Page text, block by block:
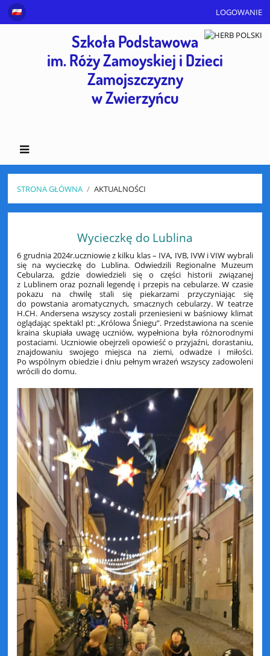
LOGOWANIE
Szkoła Podstawowa
im. Róży Zamoyskiej i Dzieci
Zamojszczyzny
w Zwierzyńcu
STRONA GŁÓWNA / AKTUALNOŚCI
Wycieczkę do Lublina
6 grudnia 2024r.uczniowie z kilku klas – IVA, IVB, IVW i VIW wybrali
się na wycieczkę do Lublina. Odwiedzili Regionalne Muzeum
Cebularza, gdzie dowiedzieli się o części historii związanej
z Lublinem oraz poznali legendę i przepis na cebularze. W czasie
pokazu na chwilę stali się piekarzami przyczyniając się
do powstania aromatycznych, smacznych cebularzy. W teatrze
H.CH. Andersena wszyscy zostali przeniesieni w baśniowy klimat
oglądając spektakl pt: „Królowa Śniegu”. Przedstawiona na scenie
kraina skupiała uwagę uczniów, wypełniona była różnorodnymi
postaciami. Uczniowie obejrzeli opowieść o przyjaźni, dorastaniu,
znajdowaniu swojego miejsca na ziemi, odwadze i miłości.
Po wspólnym obiedzie i dniu pełnym wrażeń wszyscy zadowoleni
wrócili do domu.